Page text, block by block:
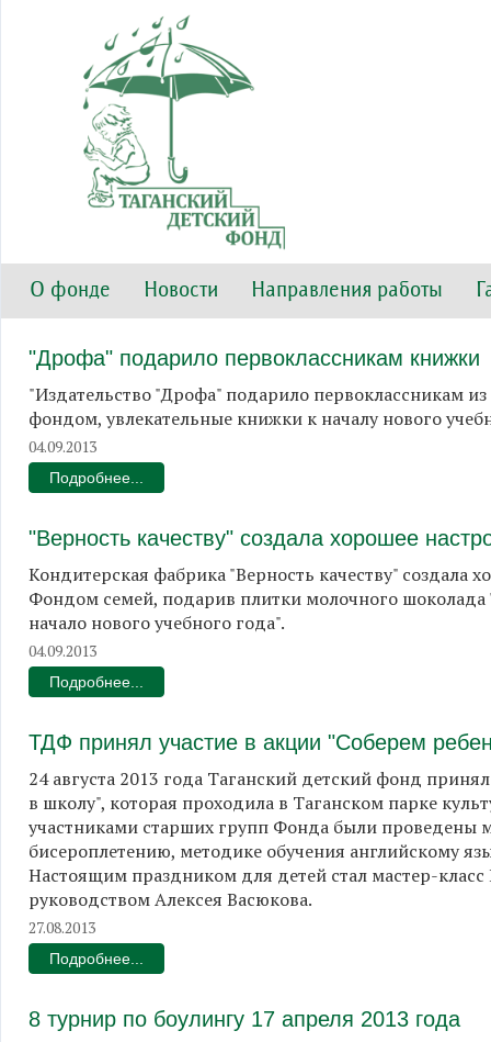
О фонде Новости Направления работы
"Дрофа" подарило первоклассникам книжки
"Издательство "Дрофа" подарило первоклассникам
фондом, увлекательные книжки к началу нового
04.09.2013
Подробнее...
"Верность качеству" создала хорошее
Кондитерская фабрика "Верность качеству" создала
Фондом семей, подарив плитки молочного
начало нового учебного года".
04.09.2013
Подробнее...
ТДФ принял участие в акции "Соберем
24 августа 2013 года Таганский детский фонд
в школу", которая проходила в Таганском парке
участниками старших групп Фонда были проведены
бисероплетению, методике обучения английскому
Настоящим праздником для детей стал мастер-
руководством Алексея Васюкова.
27.08.2013
Подробнее...
8 турнир по боулингу 17 апреля 2013 года